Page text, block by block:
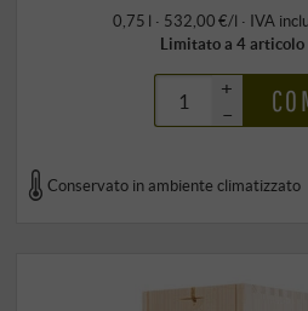
0,75 l · 532,00 €/l · IVA
Limitato a 4 articolo
+
–
Conservato in ambiente climatizzato